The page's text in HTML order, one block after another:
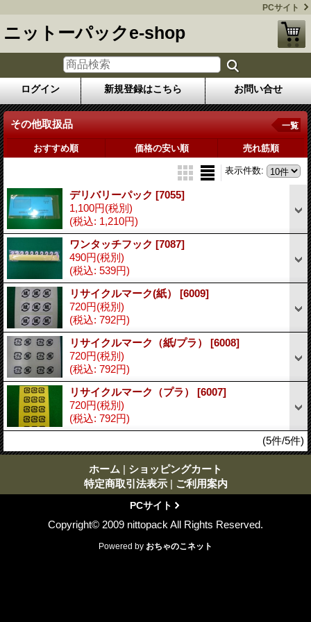
PCサイト
ニットーパックe-shop
ログイン 新規登録はこちら お問い合せ
その他取扱品 一覧
おすすめ順 価格の安い順 売れ筋順
表示件数:
デリバリーパック [7055]
1,100円(税別)
(税込: 1,210円)
ワンタッチフック [7087]
490円(税別)
(税込: 539円)
リサイクルマーク(紙） [6009]
720円(税別)
(税込: 792円)
リサイクルマーク（紙/プラ） [6008]
720円(税別)
(税込: 792円)
リサイクルマーク（プラ） [6007]
720円(税別)
(税込: 792円)
(5件/5件)
ホーム | ショッピングカート
特定商取引法表示 | ご利用案内
PCサイト
Copyright© 2009 nittopack All Rights Reserved.
Powered by おちゃのこネット